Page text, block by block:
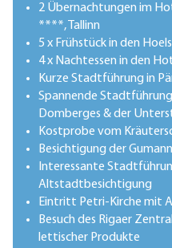
2 Übernachtungen im
****, Tallinn
5 x Frühstück in den Hoels
4 x Nachtessen in den
Kurze Stadtführung in
Spannende
Domberges & der
Kostprobe vom
Besichtigung der
Interessante
Altstadtbesichtigung
Eintritt Petri-Kirche mit
Besuch des Rigaer
lettischer Produkte